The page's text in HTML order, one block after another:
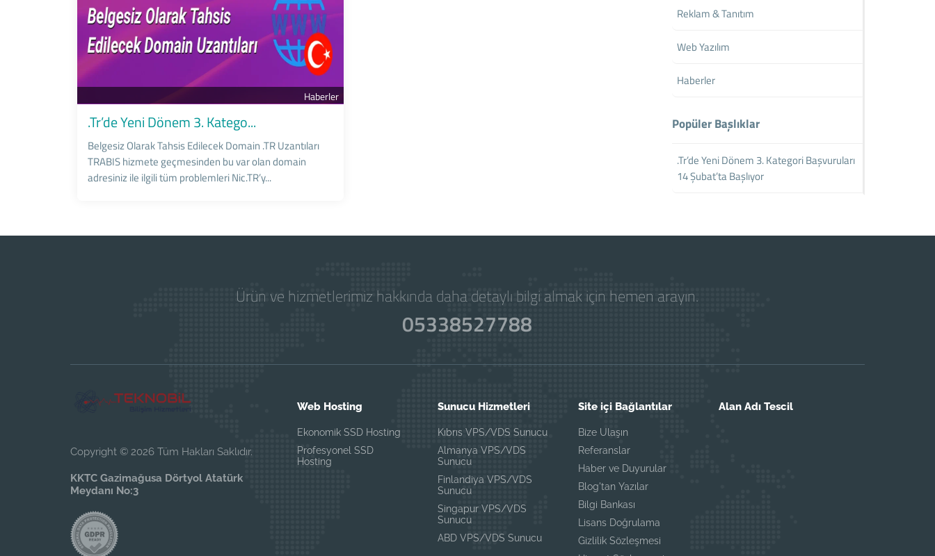
Haberler
.Tr’de Yeni Dönem 3. Katego...
Belgesiz Olarak Tahsis Edilecek Domain .TR Uzantıları
TRABIS hizmete geçmesinden bu var olan domain
adresiniz ile ilgili tüm problemleri Nic.TR’y...
Reklam & Tanıtım
Web Yazılım
Haberler
Popüler Başlıklar
.Tr’de Yeni Dönem 3. Kategori Başvuruları
14 Şubat’ta Başlıyor
Ürün ve hizmetlerimiz hakkında daha detaylı bilgi almak için hemen arayın.
05338527788
Copyright © 2026 Tüm Hakları Saklıdır.
KKTC Gazimağusa Dörtyol Atatürk
Meydanı No:3
Web Hosting
Ekonomik SSD Hosting
Profesyonel SSD
Hosting
Sunucu Hizmetleri
Kıbrıs VPS/VDS Sunucu
Almanya VPS/VDS
Sunucu
Finlandiya VPS/VDS
Sunucu
Singapur VPS/VDS
Sunucu
ABD VPS/VDS Sunucu
Site içi Bağlantılar
Bize Ulaşın
Referanslar
Haber ve Duyurular
Blog'tan Yazılar
Bilgi Bankası
Lisans Doğrulama
Gizlilik Sözleşmesi
Alan Adı Tescil